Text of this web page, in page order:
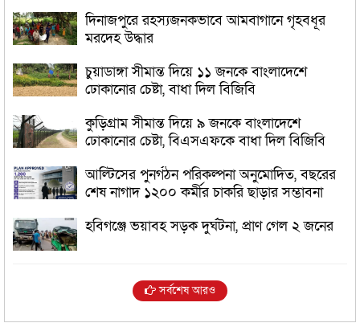
দিনাজপুরে রহস্যজনকভাবে আমবাগানে গৃহবধূর
মরদেহ উদ্ধার
চুয়াডাঙ্গা সীমান্ত দিয়ে ১১ জনকে বাংলাদেশে
ঢোকানোর চেষ্টা, বাধা দিল বিজিবি
কুড়িগ্রাম সীমান্ত দিয়ে ৯ জনকে বাংলাদেশে
ঢোকানোর চেষ্টা, বিএসএফকে বাধা দিল বিজিবি
আল্টিসের পুনর্গঠন পরিকল্পনা অনুমোদিত, বছরের
শেষ নাগাদ ১২০০ কর্মীর চাকরি ছাড়ার সম্ভাবনা
হবিগঞ্জে ভয়াবহ সড়ক দুর্ঘটনা, প্রাণ গেল ২ জনের
সর্বশেষ আরও